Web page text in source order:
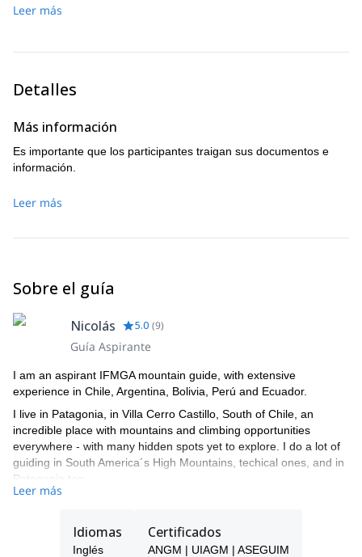
un paso y continuaremos a lo largo del borde hasta la cima.
Leer más
Detalles
Más información
Es importante que los participantes traigan sus documentos e
información.
Leer más
Sobre el guía
Nicolás 5.0 (9)
Guía Aspirante
I am an aspirant IFMGA mountain guide, with extensive
experience in Chile, Argentina, Bolivia, Perú and Ecuador.
I live in Patagonia, in Villa Cerro Castillo, South of Chile, an
incredible place with mountains and climbing opportunities
everywhere - with many hidden spots yet to explore. I do a lot of
guiding in South America´s High Mountains, techical ones, and in
Patagonia too.
the best experience for my clients, and like to teach them about
the cultural and environmental importance of the places we visit.
Leer más
Idiomas
Inglés
Certificados
ANGM | UIAGM | ASEGUIM